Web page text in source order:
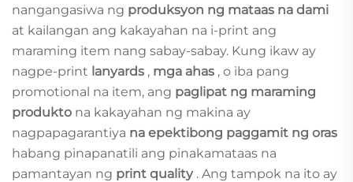
nangangasiwa ng produksyon ng mataas na dami
at kailangan ang kakayahan na i-print ang
maraming item nang sabay-sabay. Kung ikaw ay
nagpe-print lanyards , mga ahas , o iba pang
promotional na item, ang paglipat ng maraming
produkto na kakayahan ng makina ay
nagpapagarantiya na epektibong paggamit ng oras
habang pinapanatili ang pinakamataas na
pamantayan ng print quality . Ang tampok na ito ay